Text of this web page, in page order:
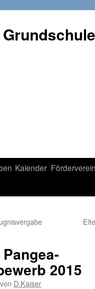
Kalender
2015
von D.Kaiser